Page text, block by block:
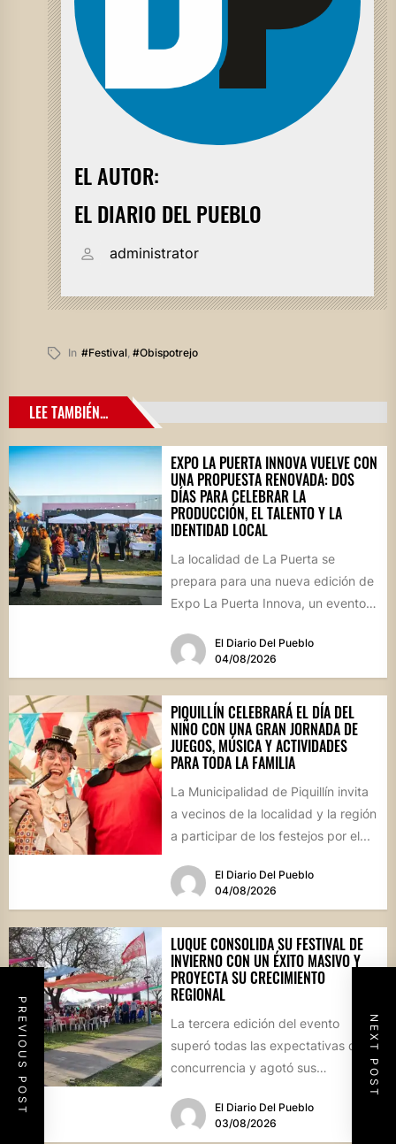
EL AUTOR:
EL DIARIO DEL PUEBLO
administrator
In #festival, #obispotrejo
PREVIOUS POST NEXT POST
LEE TAMBIÉN...
EXPO LA PUERTA INNOVA VUELVE CON
UNA PROPUESTA RENOVADA: DOS
DÍAS PARA CELEBRAR LA
PRODUCCIÓN, EL TALENTO Y LA
IDENTIDAD LOCAL
La localidad de La Puerta se
prepara para una nueva edición de
Expo La Puerta Innova, un evento
El Diario Del Pueblo
04/08/2026
PIQUILLÍN CELEBRARÁ EL DÍA DEL
NIÑO CON UNA GRAN JORNADA DE
JUEGOS, MÚSICA Y ACTIVIDADES
PARA TODA LA FAMILIA
La Municipalidad de Piquillín invita
a vecinos de la localidad y la región
a participar de los festejos por el...
El Diario Del Pueblo
04/08/2026
LUQUE CONSOLIDA SU FESTIVAL DE
INVIERNO CON UN ÉXITO MASIVO Y
PROYECTA SU CRECIMIENTO
REGIONAL
La tercera edición del evento
superó todas las expectativas de
concurrencia y agotó sus
propuestas gastronómicas. En este
marco, el...El Diario Del Pueblo
03/08/2026